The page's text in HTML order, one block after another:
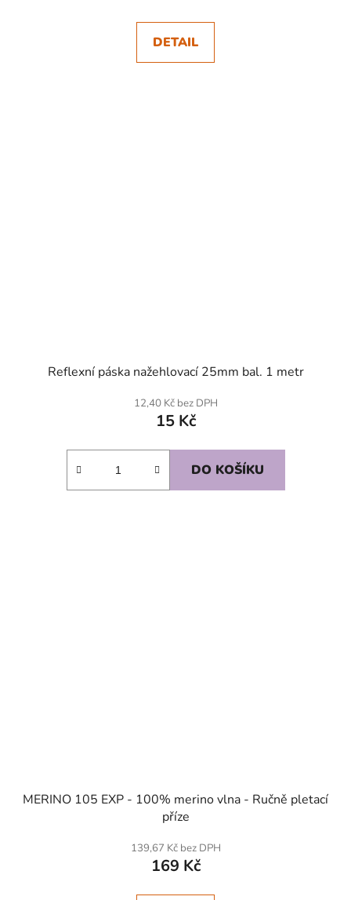
DETAIL
Reflexní páska nažehlovací 25mm bal. 1 metr
12,40 Kč bez DPH
15 Kč
DO KOŠÍKU
MERINO 105 EXP - 100% merino vlna - Ručně pletací
příze
139,67 Kč bez DPH
169 Kč